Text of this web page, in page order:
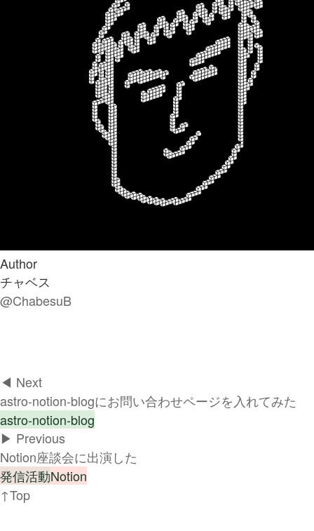
Author
チャベス
@ChabesuB
◀︎ Next
astro-notion-blogにお問い合わせページを入れてみた
astro-notion-blog
▶︎ Previous
Notion座談会に出演した
発信活動Notion
↑Top